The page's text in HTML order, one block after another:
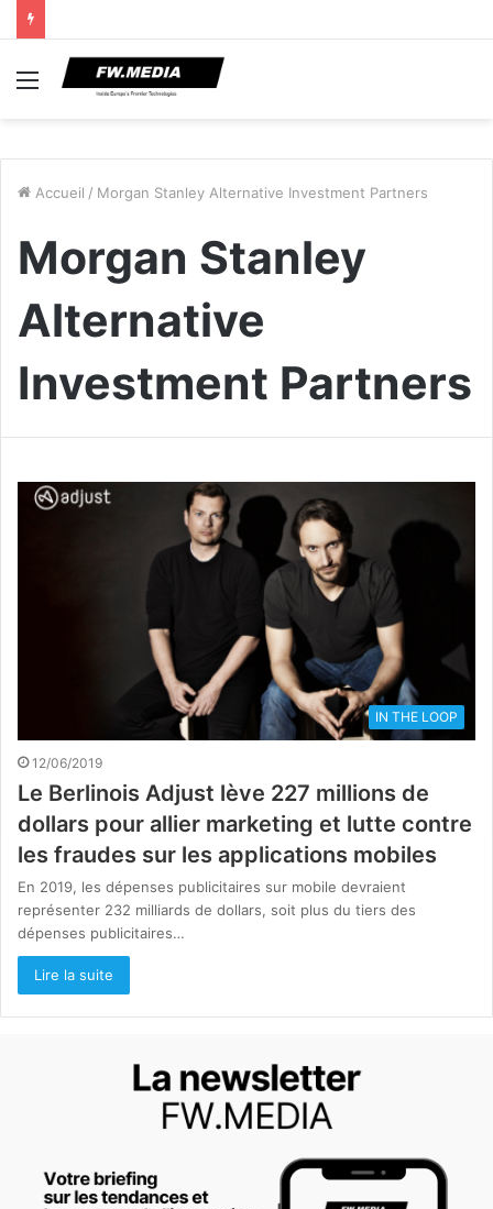
Menu
Accueil / Morgan Stanley Alternative Investment Partners
Morgan Stanley
Alternative
Investment Partners
IN THE LOOP
12/06/2019
Le Berlinois Adjust lève 227 millions de
dollars pour allier marketing et lutte contre
les fraudes sur les applications mobiles
En 2019, les dépenses publicitaires sur mobile devraient
représenter 232 milliards de dollars, soit plus du tiers des
dépenses publicitaires…
Lire la suite